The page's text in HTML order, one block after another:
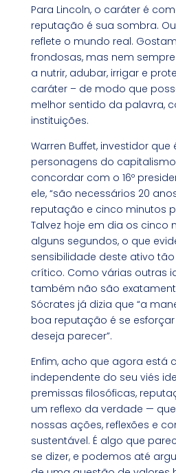
Para Lincoln, o caráter é
reputação é sua sombra.
reflete o mundo real.
frondosas, mas nem
a nutrir, adubar, irrigar e
caráter – de modo que
melhor sentido da palavra,
instituições.
Warren Buffet, investidor
personagens do
concordar com o 16º
ele, “são necessários 20
reputação e cinco minutos
Talvez hoje em dia os cinco
alguns segundos, o que
sensibilidade deste ativo
crítico. Como várias outras
também não são
Sócrates já dizia que “a
boa reputação é se
deseja parecer”.
Enfim, acho que agora está
independente do seu viés
premissas filosóficas,
um reflexo da verdade —
nossas ações, reflexões e
sustentável. É algo que
se dizer, e podemos até